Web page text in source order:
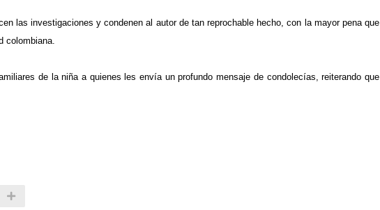
las investigaciones y condenen al autor de tan reprochable hecho, con la mayor pena que
colombiana.
de la niña a quienes les envía un profundo mensaje de condolecías, reiterando que